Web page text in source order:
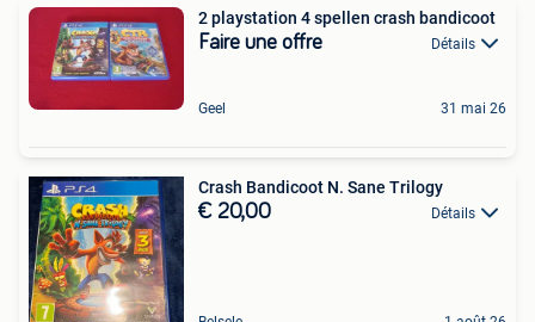
2 playstation 4 spellen crash bandicoot
Faire une offre Détails
Geel 31 mai 26
Crash Bandicoot N. Sane Trilogy
€ 20,00 Détails